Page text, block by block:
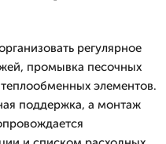
регулярное
промывка песочных
элементов.
поддержка, а монтаж